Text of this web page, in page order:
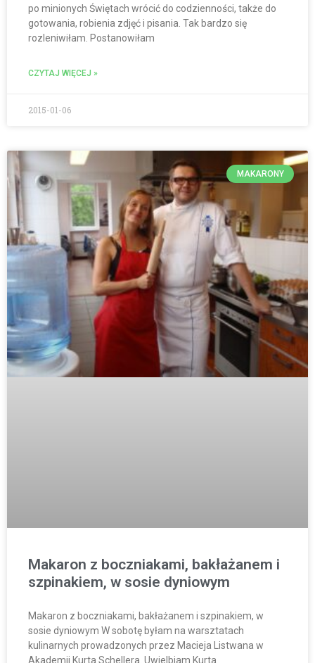
po minionych Świętach wrócić do codzienności, także do
gotowania, robienia zdjęć i pisania. Tak bardzo się
rozleniwiłam. Postanowiłam
CZYTAJ WIĘCEJ »
2015-01-06
MAKARONY
Makaron z boczniakami, bakłażanem i
szpinakiem, w sosie dyniowym
Makaron z boczniakami, bakłażanem i szpinakiem, w
sosie dyniowym W sobotę byłam na warsztatach
kulinarnych prowadzonych przez Macieja Listwana w
Akademii Kurta Schellera. Uwielbiam Kurta